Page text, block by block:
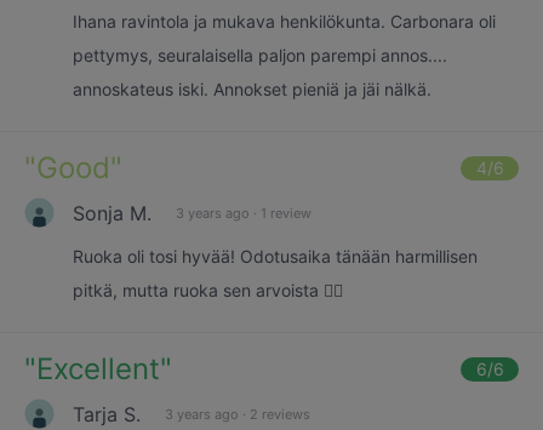
Ihana ravintola ja mukava henkilökunta. Carbonara oli
pettymys, seuralaisella paljon parempi annos....
annoskateus iski. Annokset pieniä ja jäi nälkä.
"Good" 4/6
Sonja M. 3 years ago · 1 review
Ruoka oli tosi hyvää! Odotusaika tänään harmillisen
pitkä, mutta ruoka sen arvoista 👍🏼
"Excellent" 6/6
Tarja S. 3 years ago · 2 reviews